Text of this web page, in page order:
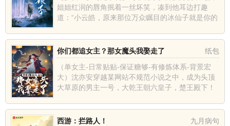
姐姐红润的唇角抿着一丝坏笑，凑到他耳边打趣
道：“小云皓，原来那位万众瞩目的冰仙子就是你的
事儿了……”殊不知，远...
纸包
你们都追女主？那女魔头我娶走了
（单女主-日常贴贴-保证糖够-有修炼体系-背景宏
大）沈亦安穿越某网站不规范小说之中，成为头顶
大草原的男主一号，大乾王朝六皇子，楚王殿下！
不是对纯爱战士的亵渎...
九月病句
西游：拦路人！